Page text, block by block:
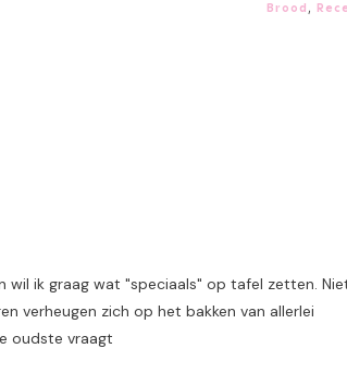
Brood ,
wil ik graag wat "speciaals" op tafel zetten.
verheugen zich op het bakken van allerlei
oudste vraagt